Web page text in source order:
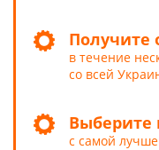
Получите
в течение
со всей
Выберите
с самой